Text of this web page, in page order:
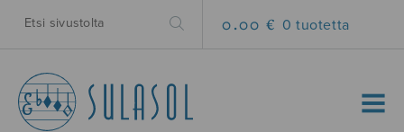
0.00 € 0 tuotetta
MENU